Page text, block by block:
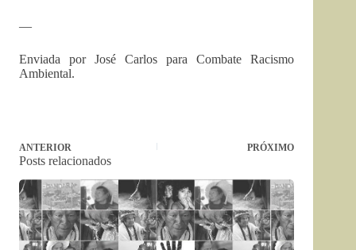
—
Enviada por José Carlos para Combate Racismo
Ambiental.
ANTERIOR PRÓXIMO
Posts relacionados